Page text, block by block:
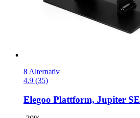
8 Alternativ
4.9 (35)
Elegoo Plattform, Jupiter SE